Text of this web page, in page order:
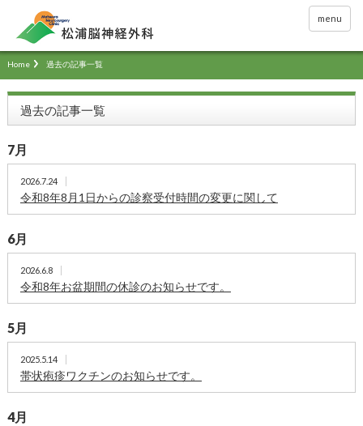
menu
Home 過去の記事一覧
過去の記事一覧
7月
2026.7.24
令和8年8月1日からの診察受付時間の変更に関して
6月
2026.6.8
令和8年お盆期間の休診のお知らせです。
5月
2025.5.14
帯状疱疹ワクチンのお知らせです。
4月